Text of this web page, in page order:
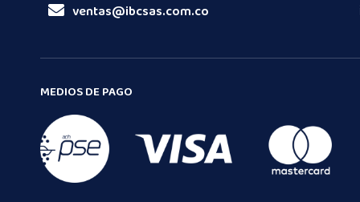
ventas@ibcsas.com.co
MEDIOS DE PAGO